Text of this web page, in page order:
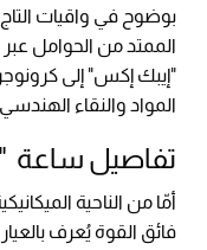
بوضوح في واقيات
الممتد من الحوامل
"إيبك إكس" إلى
المواد والنقاء الهندسي
تفاصيل ساعة "Epic X Chrono 44MM"
أمّا من الناحية